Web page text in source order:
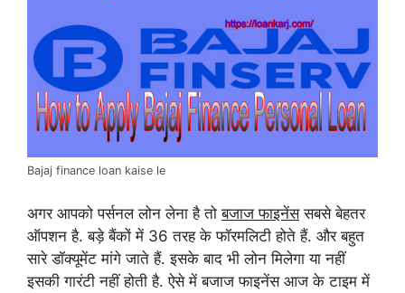
Bajaj finance loan kaise le
अगर आपको पर्सनल लोन लेना है तोबजाज फाइनेंससबसे बेहतर
ऑपशन है. बड़े बैंकों में 36 तरह के फॉरमलिटी होते हैं. और बहुत
सारे डॉक्यूमेंट मांगे जाते हैं. इसके बाद भी लोन मिलेगा या नहीं
इसकी गारंटी नहीं होती है. ऐसे में बजाज फाइनेंस आज के टाइम में